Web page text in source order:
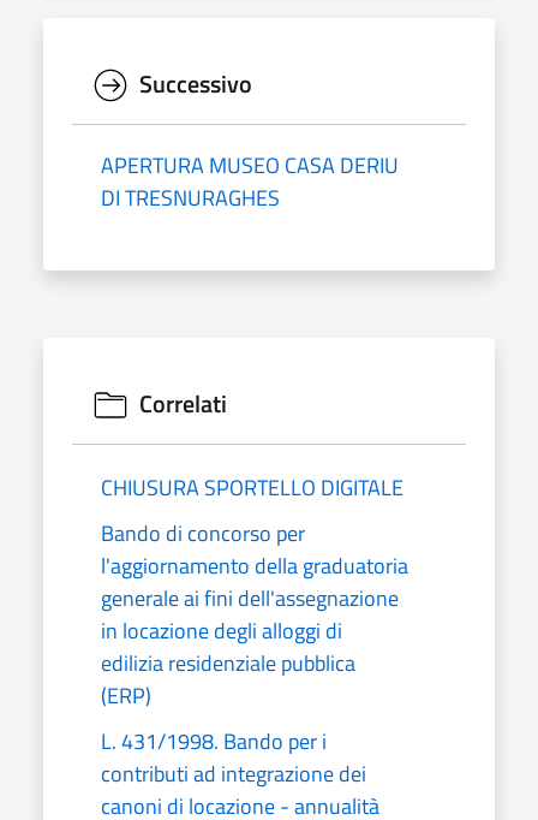
Successivo
APERTURA MUSEO CASA DERIU
DI TRESNURAGHES
Correlati
CHIUSURA SPORTELLO DIGITALE
Bando di concorso per
l'aggiornamento della graduatoria
generale ai fini dell'assegnazione
in locazione degli alloggi di
edilizia residenziale pubblica
(ERP)
L. 431/1998. Bando per i
contributi ad integrazione dei
canoni di locazione - annualità